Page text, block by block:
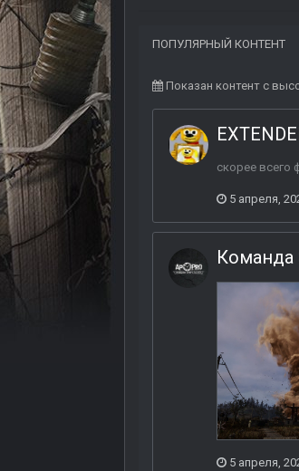
ПОПУЛЯРНЫЙ КОНТЕНТ
Показан контент с
скорее всего
5 апреля,
Команда
5 апреля,